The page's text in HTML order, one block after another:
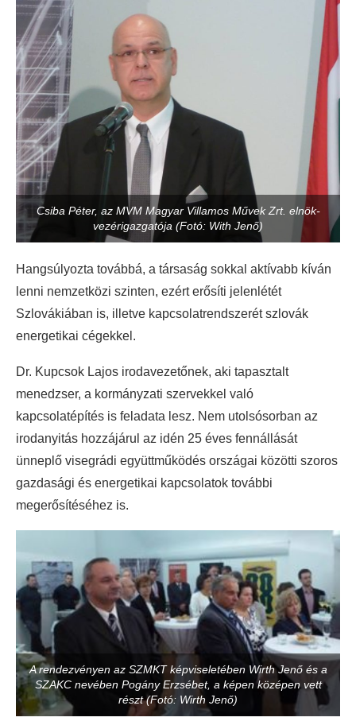
Csiba Péter, az MVM Magyar Villamos Művek Zrt. elnök-
vezérigazgatója (Fotó: With Jenő)
Hangsúlyozta továbbá, a társaság sokkal aktívabb kíván
lenni nemzetközi szinten, ezért erősíti jelenlétét
Szlovákiában is, illetve kapcsolatrendszerét szlovák
energetikai cégekkel.
Dr. Kupcsok Lajos irodavezetőnek, aki tapasztalt
menedzser, a kormányzati szervekkel való
kapcsolatépítés is feladata lesz. Nem utolsósorban az
irodanyitás hozzájárul az idén 25 éves fennállását
ünneplő visegrádi együttműködés országai közötti szoros
gazdasági és energetikai kapcsolatok további
megerősítéséhez is.
A rendezvényen az SZMKT képviseletében Wirth Jenő és a
SZAKC nevében Pogány Erzsébet, a képen középen vett
részt (Fotó: Wirth Jenő)